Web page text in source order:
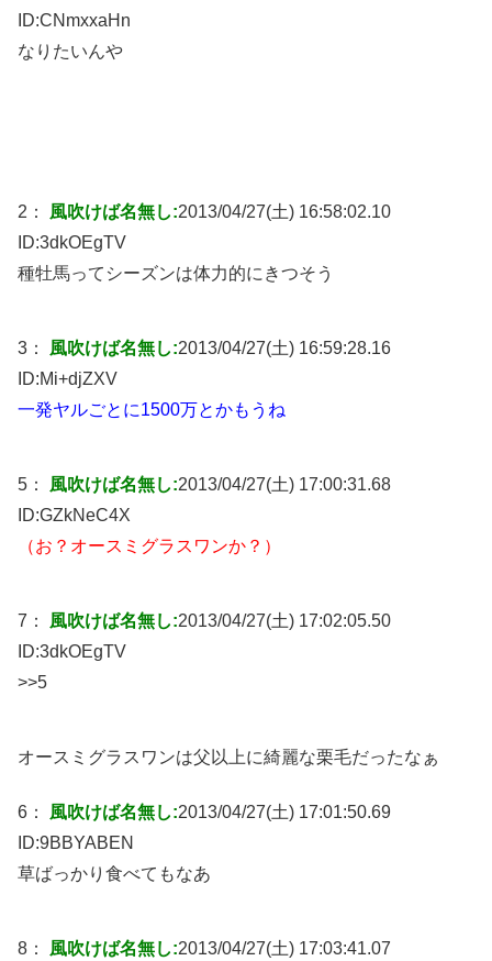
ID:CNmxxaHn
なりたいんや
2： 風吹けば名無し:2013/04/27(土) 16:58:02.10
ID:3dkOEgTV
種牡馬ってシーズンは体力的にきつそう
3： 風吹けば名無し:2013/04/27(土) 16:59:28.16
ID:Mi+djZXV
一発ヤルごとに1500万とかもうね
5： 風吹けば名無し:2013/04/27(土) 17:00:31.68
ID:GZkNeC4X
（お？オースミグラスワンか？）
7： 風吹けば名無し:2013/04/27(土) 17:02:05.50
ID:3dkOEgTV
>>5
オースミグラスワンは父以上に綺麗な栗毛だったなぁ
6： 風吹けば名無し:2013/04/27(土) 17:01:50.69
ID:9BBYABEN
草ばっかり食べてもなあ
8： 風吹けば名無し:2013/04/27(土) 17:03:41.07